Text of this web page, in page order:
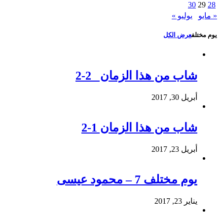
28
29
30
« مايو
يوليو »
يوم مختلفعرض الكل
شاب من هذا الزمان 2-2
أبريل 30, 2017
شاب من هذا الزمان 1-2
أبريل 23, 2017
يوم مختلف 7 – محمود عيسى
يناير 23, 2017